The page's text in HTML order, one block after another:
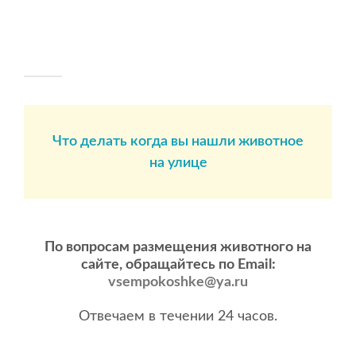
Что делать когда вы нашли животное
на улице
По вопросам размещения животного на
сайте, обращайтесь по Email:
vsempokoshke@ya.ru
Отвечаем в течении 24 часов.